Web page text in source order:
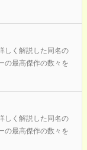
しく解説した同名の
の最高傑作の数々を
しく解説した同名の
の最高傑作の数々を